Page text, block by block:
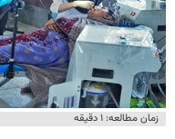
زمان مطالعه: ۱ دقیقه